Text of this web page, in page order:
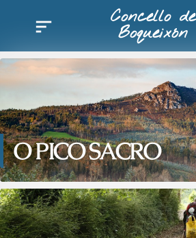
Concello de
Boqueixón
O PICO SACRO